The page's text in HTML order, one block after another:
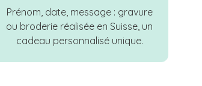
Prénom, date, message : gravure
ou broderie réalisée en Suisse, un
cadeau personnalisé unique.